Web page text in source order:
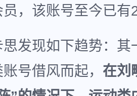
，该账号至今已有
发现如下趋势：其
号借风而起， 在刘